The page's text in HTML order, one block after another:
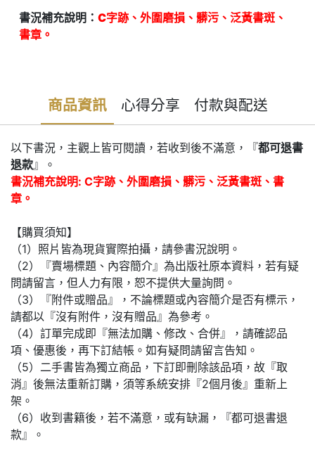
書況補充說明： C字跡、外圍磨損、髒污、泛黃書斑、
書章。
商品資訊 心得分享 付款與配送
以下書況，主觀上皆可閱讀，若收到後不滿意，『都可退書
退款』。
書況補充說明: C字跡、外圍磨損、髒污、泛黃書斑、書
章。
【購買須知】
（1）照片皆為現貨實際拍攝，請參書況說明。
（2）『賣場標題、內容簡介』為出版社原本資料，若有疑
問請留言，但人力有限，恕不提供大量詢問。
（3）『附件或贈品』，不論標題或內容簡介是否有標示，
請都以『沒有附件，沒有贈品』為參考。
（4）訂單完成即『無法加購、修改、合併』，請確認品
項、優惠後，再下訂結帳。如有疑問請留言告知。
（5）二手書皆為獨立商品，下訂即刪除該品項，故『取
消』後無法重新訂購，須等系統安排『2個月後』重新上
架。
（6）收到書籍後，若不滿意，或有缺漏，『都可退書退
款』。